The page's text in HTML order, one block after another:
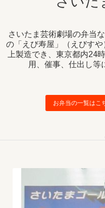
さいたま芸術劇場の弁当
の「えび寿屋」（えびす
上製造でき、東京都内24
用、催事、仕出し等
お弁当の一覧はこ